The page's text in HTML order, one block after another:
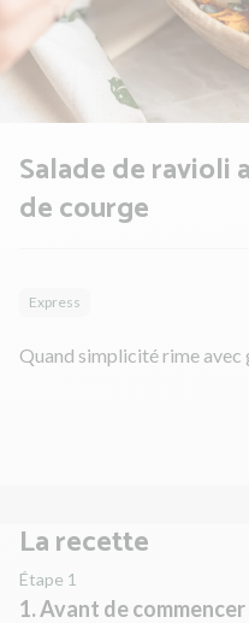
Salade de ravioli
de courge
Express
Quand simplicité rime avec
La recette
Étape 1
1. Avant de commencer